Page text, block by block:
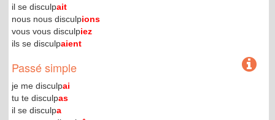
il se disculpait
nous nous disculpions
vous vous disculpiez
ils se disculpaient
Passé simple
je me disculpai
tu te disculpas
il se disculpa